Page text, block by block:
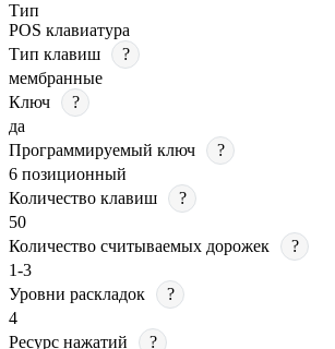
Тип
POS клавиатура
Тип клавиш
?
мембранные
Ключ
?
да
Программируемый ключ
?
6 позиционный
Количество клавиш
?
50
Количество считываемых дорожек
?
1-3
Уровни раскладок
?
4
Ресурс нажатий
?